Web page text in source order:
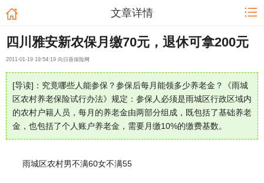
文章详情
四川雅安新农保月缴70元，退休可拿200元
2011-01-19 19:54:19 向日葵保险网
[导读]：究竟哪些人能参保？参保后每月能领多少养老金？《雨城
区农村养老保险试行办法》规定：参保人必须是雨城区行政区域内
的农村户籍人员，每月的养老金由两部分组成，既包括了基础养老
金，也包括了个人账户养老金，需要月缴10%的缴费基数。
雨城区农村男不满60女不满55